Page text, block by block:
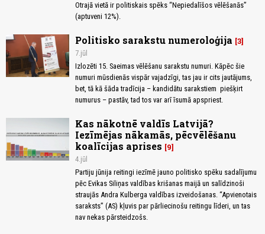
Otrajā vietā ir politiskais spēks “Nepiedalīšos vēlēšanās”
(aptuveni 12%).
Politisko sarakstu numeroloģija 3
7.jūl
Izlozēti 15. Saeimas vēlēšanu sarakstu numuri. Kāpēc šie
numuri mūsdienās vispār vajadzīgi, tas jau ir cits jautājums,
bet, tā kā šāda tradīcija – kandidātu sarakstiem piešķirt
numurus – pastāv, tad tos var arī īsumā apspriest.
Kas nākotnē valdīs Latvijā?
Iezīmējas nākamās, pēcvēlēšanu
koalīcijas aprises
9
4.jūl
Partiju jūnija reitingi iezīmē jauno politisko spēku sadalījumu
pēc Evikas Siliņas valdības krišanas maijā un salīdzinoši
straujās Andra Kulberga valdības izveidošanas. “Apvienotais
saraksts” (AS) kļuvis par pārliecinošu reitingu līderi, un tas
nav nekas pārsteidzošs.